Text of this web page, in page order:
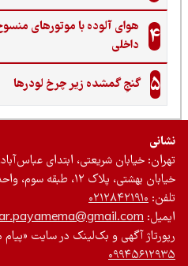
هوای آلوده با موتورهای
داخلی
گنجِ گمشده زیر چرخ لودرها
خیابان شریعتی، ابتدای عباس‌آباد،
بهشتی، پلاک ۱۲، طبقه سوم، واحد ۵
۰۲۱۲۸۴۲۱۹۱۰
آگهی و بک‌لینک در سایت «پیام ما»: